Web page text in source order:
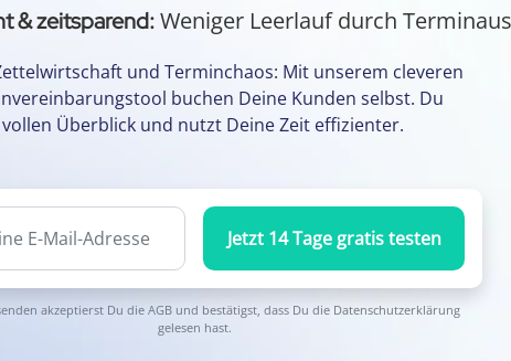
& flexibel:Keine App oder Installation nötig
Durch einfache Terminvereinbarung
Termine per Klick in den
und Terminchaos: Mit unserem cleveren
buchen Deine Kunden selbst. Du
Überblick und nutzt Deine Zeit effizienter.
Jetzt 14 Tage gratis testen
akzeptierst Du die AGBund bestätigst, dass Du die Datenschutzerklärung
gelesen hast.